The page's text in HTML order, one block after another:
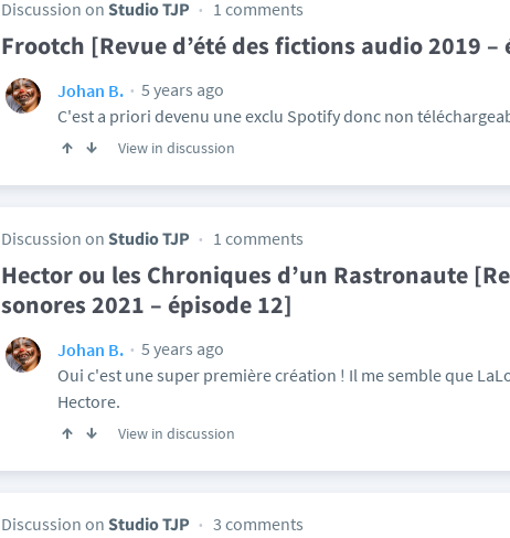
Discussion on Studio TJP 1 comments
Frootch [Revue d’été des fictions audio 2019 –
Johan B.
5 years ago
C'est a priori devenu une exclu Spotify donc non
View in discussion
Discussion on Studio TJP 1 comments
Hector ou les Chroniques d’un Rastronaute
sonores 2021 – épisode 12]
Johan B.
5 years ago
Oui c'est une super première création ! Il me semble que
Hectore.
View in discussion
Discussion on Studio TJP 3 comments